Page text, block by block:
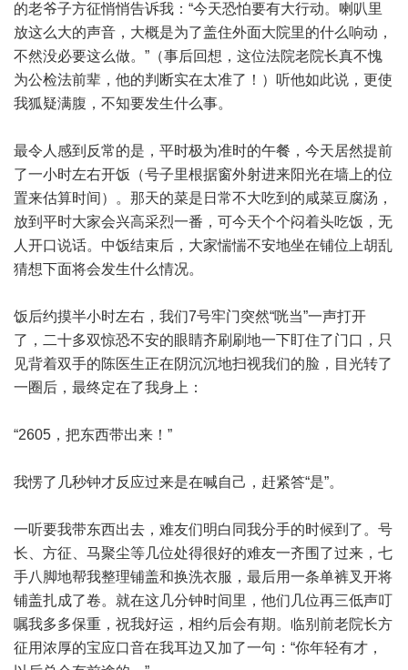
的老爷子方征悄悄告诉我：“今天恐怕要有大行动。喇叭里
放这么大的声音，大概是为了盖住外面大院里的什么响动，
不然没必要这么做。”（事后回想，这位法院老院长真不愧
为公检法前辈，他的判断实在太准了！）听他如此说，更使
我狐疑满腹，不知要发生什么事。
最令人感到反常的是，平时极为准时的午餐，今天居然提前
了一小时左右开饭（号子里根据窗外射进来阳光在墙上的位
置来估算时间）。那天的菜是日常不大吃到的咸菜豆腐汤，
放到平时大家会兴高采烈一番，可今天个个闷着头吃饭，无
人开口说话。中饭结束后，大家惴惴不安地坐在铺位上胡乱
猜想下面将会发生什么情况。
饭后约摸半小时左右，我们7号牢门突然“咣当”一声打开
了，二十多双惊恐不安的眼睛齐刷刷地一下盯住了门口，只
见背着双手的陈医生正在阴沉沉地扫视我们的脸，目光转了
一圈后，最终定在了我身上：
“2605，把东西带出来！”
我愣了几秒钟才反应过来是在喊自己，赶紧答“是”。
一听要我带东西出去，难友们明白同我分手的时候到了。号
长、方征、马聚尘等几位处得很好的难友一齐围了过来，七
手八脚地帮我整理铺盖和换洗衣服，最后用一条单裤叉开将
铺盖扎成了卷。就在这几分钟时间里，他们几位再三低声叮
嘱我多多保重，祝我好运，相约后会有期。临别前老院长方
征用浓厚的宝应口音在我耳边又加了一句：“你年轻有才，